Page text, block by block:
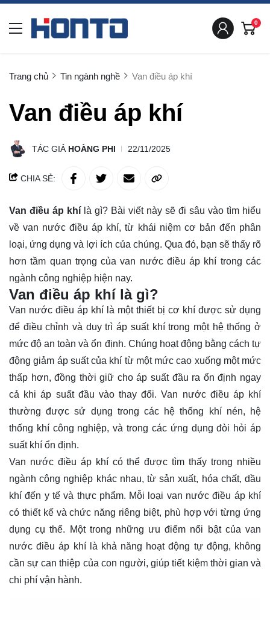
0
Trang chủ Tin ngành nghề Van điều áp khí
Van điều áp khí
TÁC GIẢ HOÀNG PHI 22/11/2025
CHIA SẺ:
Van điều áp khí là gì? Bài viết này sẽ đi sâu vào tìm hiểu
về van nước điều áp khí, từ khái niệm cơ bản đến phân
loại, ứng dụng và lợi ích của chúng. Qua đó, bạn sẽ thấy rõ
hơn tầm quan trọng của van nước điều áp khí trong các
ngành công nghiệp hiện nay.
Van điều áp khí là gì?
Van nước điều áp khí là một thiết bị cơ khí được sử dụng
để điều chỉnh và duy trì áp suất khí trong một hệ thống ở
mức độ an toàn và ổn định. Chúng hoạt động bằng cách tự
động giảm áp suất của khí từ một mức cao xuống một mức
thấp hơn, đồng thời giữ cho áp suất đầu ra ổn định ngay
cả khi áp suất đầu vào thay đổi. Van nước điều áp khí
thường được sử dụng trong các hệ thống khí nén, hệ
thống khí công nghiệp, và trong các ứng dụng đòi hỏi áp
suất khí ổn định.
Van nước điều áp khí có thể được tìm thấy trong nhiều
ngành công nghiệp khác nhau, từ sản xuất, hóa chất, dầu
khí đến y tế và thực phẩm. Mỗi loại van nước điều áp khí
có thiết kế và chức năng riêng biệt, phù hợp với từng ứng
dụng cụ thể. Một trong những ưu điểm nổi bật của van
nước điều áp khí là khả năng hoạt động tự động, không
cần sự can thiệp của con người, giúp tiết kiệm thời gian và
chi phí vận hành.